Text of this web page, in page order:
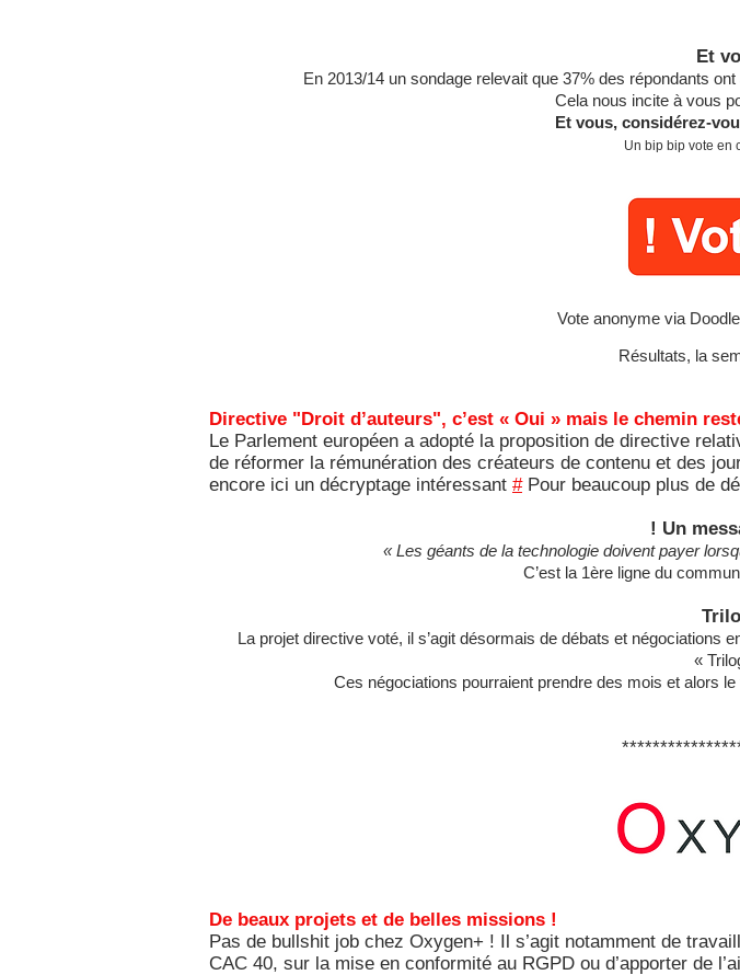
Et
En 2013/14 un sondage relevait que 37% des répondants
Cela nous incite à vous
Et vous, considérez-
Un bip bip vote en
Vote anonyme via
Résultats, la
Directive "Droit d’auteurs", c’est « Oui » mais le chemin
Le Parlement européen a adopté la proposition de directive
de réformer la rémunération des créateurs de contenu et des
encore ici un décryptage intéressant #Pour beaucoup plus de
! Un
« Les géants de la technologie doivent payer
C’est la 1ère ligne du
La projet directive voté, il s’agit désormais de débats et négociations
«
Ces négociations pourraient prendre des mois et alors
De beaux projets et de belles missions !
Pas de bullshit job chez Oxygen+ ! Il s’agit notamment de
CAC 40, sur la mise en conformité au RGPD ou d’apporter de